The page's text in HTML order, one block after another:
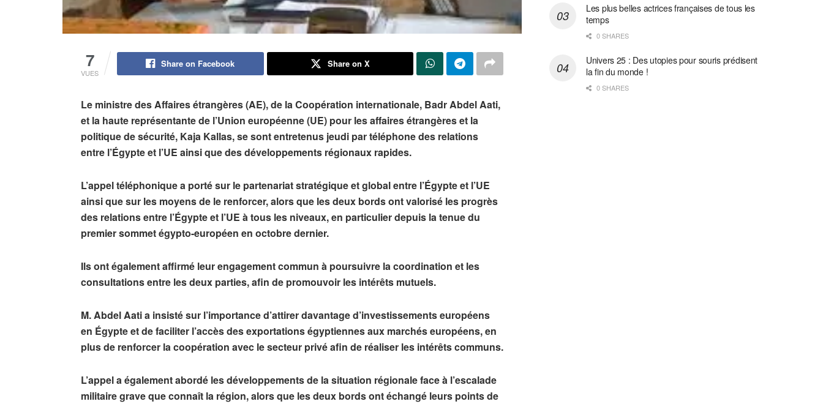
7
VUES
Share on Facebook Share on X
Le ministre des Affaires étrangères (AE), de la Coopération internationale, Badr Abdel Aati,
et la haute représentante de l’Union européenne (UE) pour les affaires étrangères et la
politique de sécurité, Kaja Kallas, se sont entretenus jeudi par téléphone des relations
entre l’Égypte et l’UE ainsi que des développements régionaux rapides.
L’appel téléphonique a porté sur le partenariat stratégique et global entre l’Égypte et l’UE
ainsi que sur les moyens de le renforcer, alors que les deux bords ont valorisé les progrès
des relations entre l’Égypte et l’UE à tous les niveaux, en particulier depuis la tenue du
premier sommet égypto-européen en octobre dernier.
Ils ont également affirmé leur engagement commun à poursuivre la coordination et les
consultations entre les deux parties, afin de promouvoir les intérêts mutuels.
M. Abdel Aati a insisté sur l’importance d’attirer davantage d’investissements européens
en Égypte et de faciliter l’accès des exportations égyptiennes aux marchés européens, en
plus de renforcer la coopération avec le secteur privé afin de réaliser les intérêts communs.
L’appel a également abordé les développements de la situation régionale face à l’escalade
militaire grave que connaît la région, alors que les deux bords ont échangé leurs points de
Les plus belles actrices françaises de tous les
temps
0 SHARES
Univers 25 : Des utopies pour souris prédisent
la fin du monde !
0 SHARES